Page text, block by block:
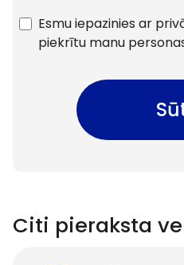
Esmu iepazinies ar
piekrītu manu
Citi pieraksta